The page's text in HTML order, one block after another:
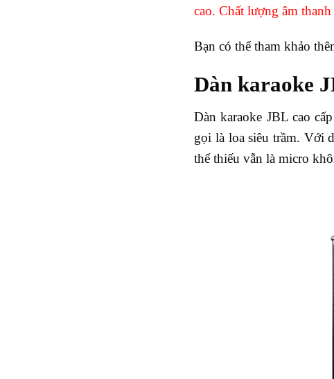
cao. Chất lượng âm
Bạn có thể tham khảo
Dàn karaoke
Dàn karaoke JBL cao
gọi là loa siêu trầm. Với
thể thiếu vẫn là micro